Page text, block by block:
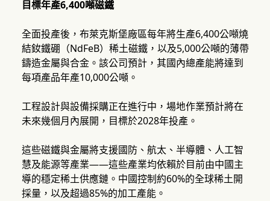
目標年產6,400噸磁鐵
全面投產後，布萊克斯堡廠區每年將生產6,400公噸燒
結釹鐵硼（NdFeB）稀土磁鐵，以及5,000公噸的薄帶
鑄造金屬與合金。該公司預計，其國內總產能將達到
每項產品年產10,000公噸。
工程設計與設備採購正在進行中，場地作業預計將在
未來幾個月內展開，目標於2028年投產。
這些磁鐵與金屬將支援國防、航太、半導體、人工智
慧及能源等產業——這些產業均依賴於目前由中國主
導的穩定稀土供應鏈。中國控制約60%的全球稀土開
採量，以及超過85%的加工產能。